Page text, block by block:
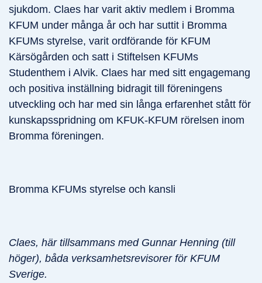
sjukdom. Claes har varit aktiv medlem i Bromma
KFUM under många år och har suttit i Bromma
KFUMs styrelse, varit ordförande för KFUM
Kärsögården och satt i Stiftelsen KFUMs
Studenthem i Alvik. Claes har med sitt engagemang
och positiva inställning bidragit till föreningens
utveckling och har med sin långa erfarenhet stått för
kunskapsspridning om KFUK-KFUM rörelsen inom
Bromma föreningen.
Bromma KFUMs styrelse och kansli
Claes, här tillsammans med Gunnar Henning (till
höger), båda verksamhetsrevisorer för KFUM
Sverige.